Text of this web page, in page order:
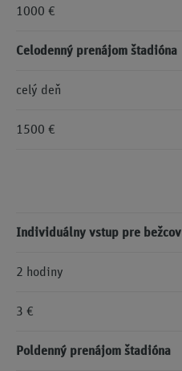
1000 €
Celodenný prenájom štadióna
celý deň
1500 €
Individuálny vstup pre bežcov
2 hodiny
3 €
Poldenný prenájom štadióna